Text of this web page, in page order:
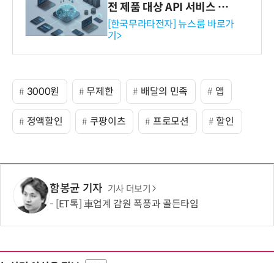
전 제품 대상 API 서비스 제
공…73개 제품 카테고리로
확대
[한국무라타전자] 뉴스룸 바로가
기>
3000원 무제한 배달의 민족 앱
정액할인 쿠팡이츠 프로모션 할인
함봉균 기자 기사 더보기
[ET톡] 車업계 감원 폭풍과 골든타임